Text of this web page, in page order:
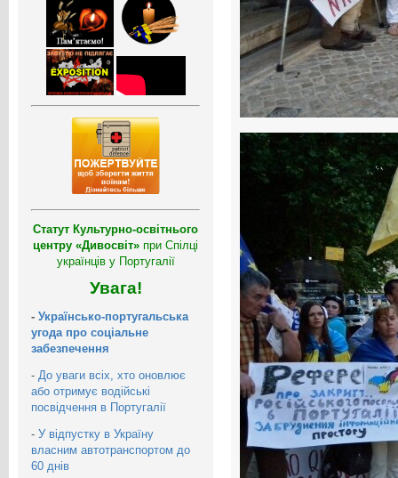
Статут Культурно-освітнього
центру «Дивосвіт» при Спілці
українців у Португалії
Увага!
- Українсько-португальська
угода про соціальне
забезпечення
- До уваги всіх, хто оновлює
або отримує водійські
посвідчення в Португалії
- У відпустку в Україну
власним автотранспортом до
60 днів